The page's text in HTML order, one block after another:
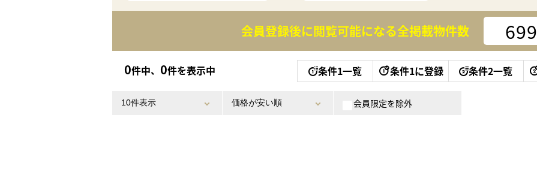
会員登録後に閲覧可能になる全掲載物件数 699
0件中、 0件を表示中 条件1一覧 条件1に登録 条件2一覧
会員限定を除外